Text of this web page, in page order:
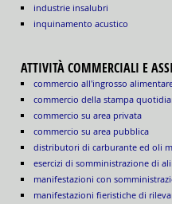
industrie insalubri
inquinamento acustico
ATTIVITÀ COMMERCIALI E
commercio all'ingrosso
commercio della stampa
commercio su area privata
commercio su area pubblica
distributori di carburante ed oli
esercizi di somministrazione di
manifestazioni con
manifestazioni fieristiche di